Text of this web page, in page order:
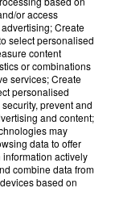
brûlé
accident,
or access
Create
select personalised
content
or combinations
services; Create
personalised
prevent and
and content;
may
data to offer
actively
combine data from
based on